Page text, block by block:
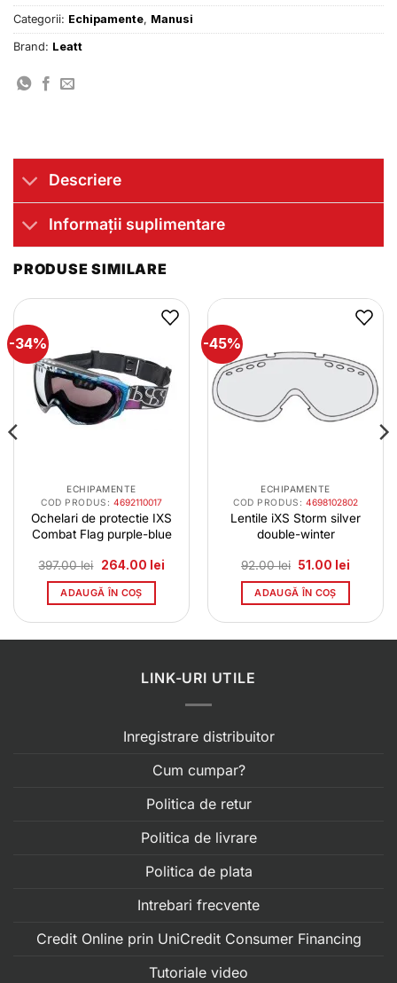
Categorii: Echipamente, Manusi
Brand: Leatt
Descriere
Informații suplimentare
PRODUSE SIMILARE
-34%
ECHIPAMENTE
COD PRODUS: 4692110017
Ochelari de protectie IXS
Combat Flag purple-blue
397.00lei Prețul
a
fost:
264.00 leiPrețul
ADAUGĂ ÎN COȘ
-45%
ECHIPAMENTE
COD PRODUS: 4698102802
Lentile iXS Storm silver
double-winter
92.00lei Prețul
a
fost:
51.00 lei
ADAUGĂ ÎN COȘ
LINK-URI UTILE
Inregistrare distribuitor
Cum cumpar?
Politica de retur
Politica de livrare
Politica de plata
Intrebari frecvente
Credit Online prin UniCredit Consumer Financing
Tutoriale video